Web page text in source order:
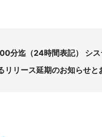
分迄（24時間表記） シ
リリース延期のお知らせと